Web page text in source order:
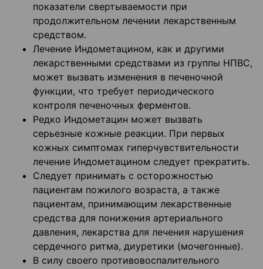
показатели свертываемости при
продолжительном лечении лекарственным
средством.
Лечение Индометацином, как и другими
лекарственными средствами из группы НПВС,
может вызвать изменения в печеночной
функции, что требует периодического
контроля печеночных ферментов.
Редко Индометацин может вызвать
серьезные кожные реакции. При первых
кожных симптомах гиперчувствительности
лечение Индометацином следует прекратить.
Следует принимать с осторожностью
пациентам пожилого возраста, а также
пациентам, принимающим лекарственные
средства для понижения артериального
давления, лекарства для лечения нарушения
сердечного ритма, диуретики (мочегонные).
В силу своего противовоспалительного